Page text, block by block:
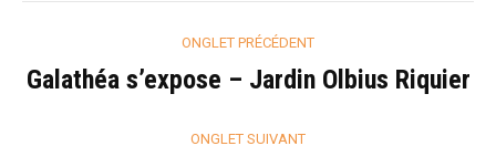
Navigation
de
ONGLET PRÉCÉDENT
Onglet
Galathéa s’expose – Jardin Olbius Riquier
ONGLET SUIVANT